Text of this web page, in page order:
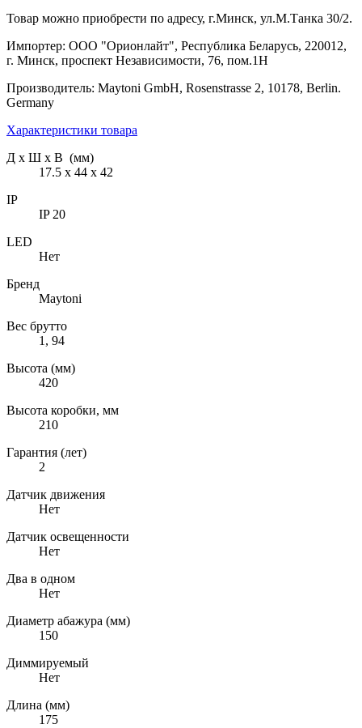
Товар можно приобрести по адресу, г.Минск, ул.М.Танка 30/2.
Импортер: ООО "Орионлайт", Республика Беларусь, 220012,
г. Минск, проспект Независимости, 76, пом.1Н
Производитель: Maytoni GmbH, Rosenstrasse 2, 10178, Berlin.
Germany
Характеристики товара
Д х Ш х В (мм)
17.5 х 44 х 42
IP
IP 20
LED
Нет
Бренд
Maytoni
Вес брутто
1, 94
Высота (мм)
420
Высота коробки, мм
210
Гарантия (лет)
2
Датчик движения
Нет
Датчик освещенности
Нет
Два в одном
Нет
Диаметр абажура (мм)
150
Диммируемый
Нет
Длина (мм)
175